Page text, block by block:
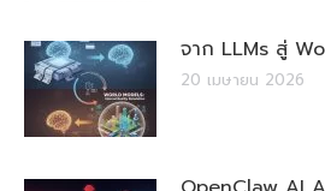
จาก LLMs สู่
20 เมษายน 2026